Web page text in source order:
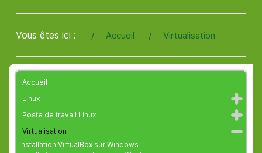
Vous êtes ici : Accueil Virtualisation
Accueil
Linux
Poste de travail Linux
Virtualisation
Installation VirtualBox sur Windows